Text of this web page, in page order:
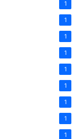
1
1
1
1
1
1
1
1
1